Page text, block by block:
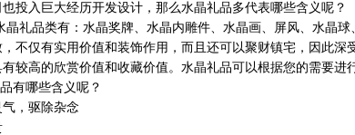
投入巨大经历开发设计，那么水晶礼品多代表哪些含义呢？
礼品类有：水晶奖牌、水晶内雕件、水晶画、屏风、水晶球
不仅有实用价值和装饰作用，而且还可以聚财镇宅，因此深
较高的欣赏价值和收藏价值。水晶礼品可以根据您的需要进
有哪些含义呢？
，驱除杂念